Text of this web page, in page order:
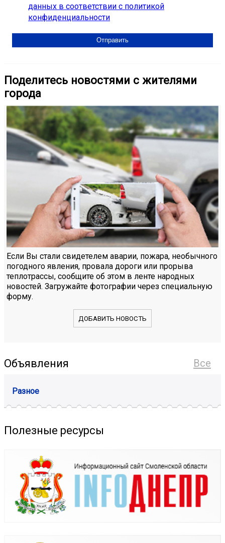
данных в соответствии с политикой
конфиденциальности
Поделитесь новостями с жителями
города
Если Вы стали свидетелем аварии, пожара, необычного
погодного явления, провала дороги или прорыва
теплотрассы, сообщите об этом в ленте народных
новостей. Загружайте фотографии через специальную
форму.
ДОБАВИТЬ НОВОСТЬ
Все
Объявления
Разное
Полезные ресурсы